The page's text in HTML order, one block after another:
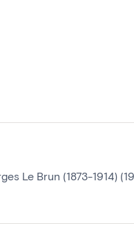
Le Brun (1873-1914)